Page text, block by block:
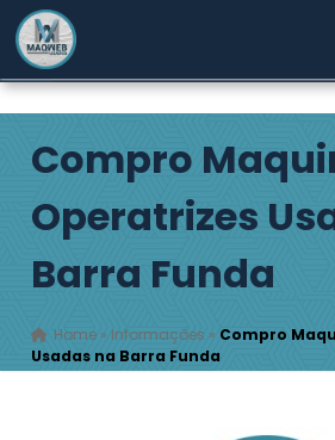
Compro
Operatrizes
Barra Funda
Home » Informações » Compro
Usadas na Barra Funda